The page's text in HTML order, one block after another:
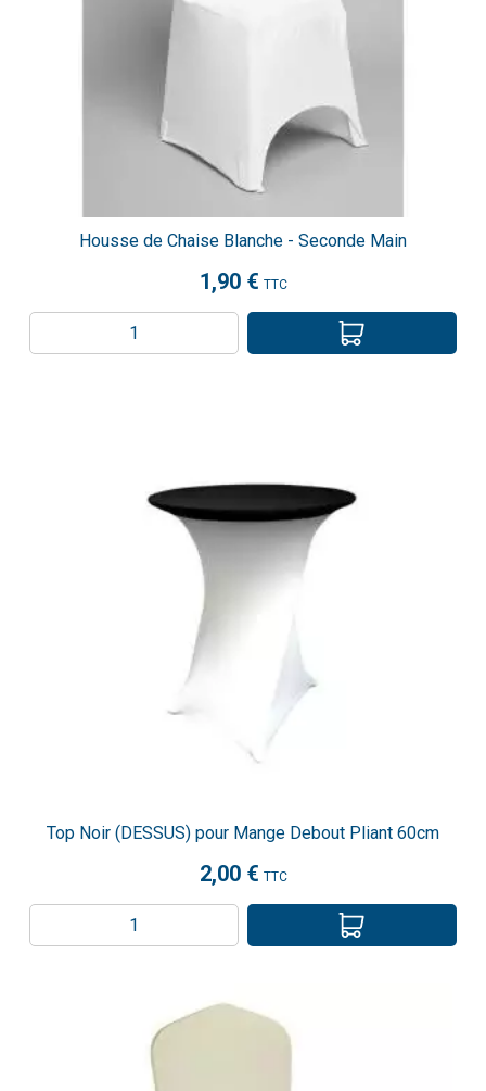
Housse de Chaise Blanche - Seconde Main
1,90 € TTC
Top Noir (DESSUS) pour Mange Debout Pliant 60cm
2,00 € TTC